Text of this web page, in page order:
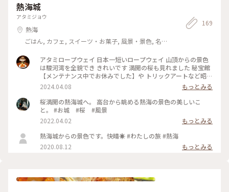
熱海城
アタミジョウ
熱海
ごはん, カフェ, スイーツ・お菓子, 風景・景色, 名
169
アタミロープウェイ 日本一短いロープウェイ 山頂からの景色
は駿河湾を全貌でき きれいです 満開の桜も見れました 秘宝館
【メンテナンス中でお休みでした】や トリックアートなど昭
和レトロな 場所を見て楽しむこともできます もちろん熱海城
も 時系列では ロープウェイ→サンレモ周遊と 回りました コロ
ナ禍で閉館したホテルニューアカオも 再オープンしており多
くのお客様の姿が 見れました 当時を知ってる者としては感慨
深い思いです #アタミロープウェイ #熱海 #私のことりっぷ旅
2024.04.08
もっとみる
桜満開の熱海城へ。 高台から眺める熱海の景色の美しいこ
と。 #お城 #桜 #風景
2022.04.02
もっとみる
熱海城からの景色です。快晴☀️ #わたしの旅 #熱海
2020.08.12
もっとみる